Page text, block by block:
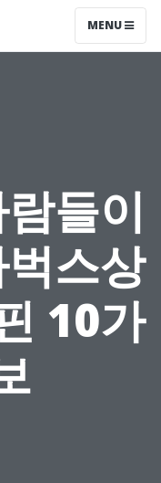
MENU
들이
스상
10가